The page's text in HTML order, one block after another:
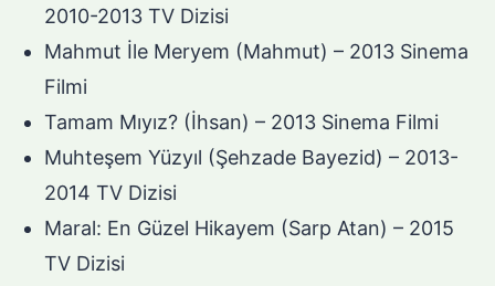
2010-2013 TV Dizisi
Mahmut İle Meryem (Mahmut) – 2013 Sinema
Filmi
Tamam Mıyız? (İhsan) – 2013 Sinema Filmi
Muhteşem Yüzyıl (Şehzade Bayezid) – 2013-
2014 TV Dizisi
Maral: En Güzel Hikayem (Sarp Atan) – 2015
TV Dizisi